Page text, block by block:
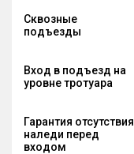
Сквозные
подъезды
Вход в подъезд на
уровне тротуара
Гарантия отсутствия
наледи перед
входом